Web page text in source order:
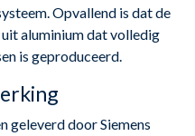
Opvallend is dat de
aluminium dat volledig
is geproduceerd.
geleverd door Siemens